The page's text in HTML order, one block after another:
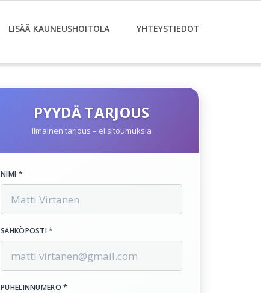
LISÄÄ KAUNEUSHOITOLA YHTEYSTIEDOT
PYYDÄ TARJOUS
Ilmainen tarjous – ei sitoumuksia
NIMI *
SÄHKÖPOSTI *
PUHELINNUMERO *